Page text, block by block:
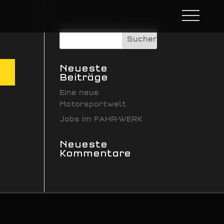
Neueste
Beiträge
Eine neue
Motorsportwelt
Jobs im FAHR-WERK
Neueste
Kommentare